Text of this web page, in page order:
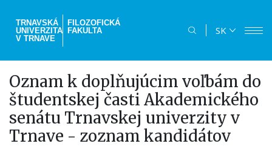
hlavný
TRNAVSKÁ
UNIVERZITA
V TRNAVE
FILOZOFICKÁ
FAKULTA
SK
Oznam k doplňujúcim voľbám do
študentskej časti Akademického
senátu Trnavskej univerzity v
Trnave - zoznam kandidátov